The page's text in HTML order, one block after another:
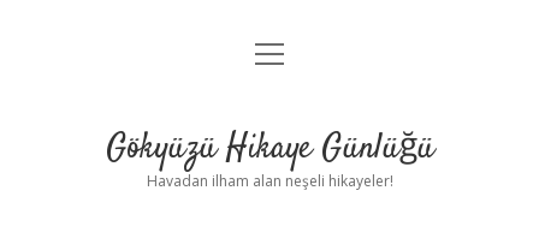
Anasayfa
Yasal Uyarı
menüyü
Gökyüzü Hikaye Günlüğü
Havadan ilham alan neşeli hikayeler!